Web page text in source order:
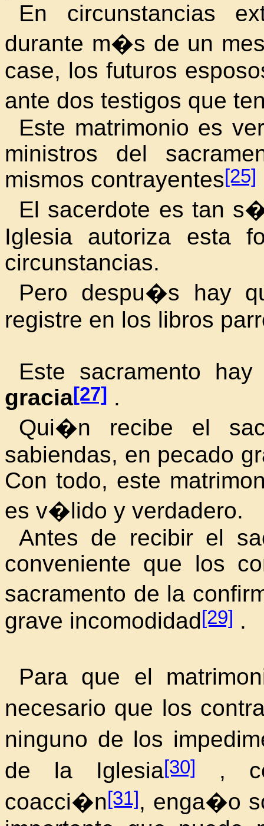
En circunstancias
durante m�s de un
case, los futuros
ante dos testigos que
Este matrimonio es
ministros del
mismos contrayentes[25]
El sacerdote es tan
Iglesia autoriza esta
circunstancias.
Pero despu�s hay
registre en los libros
Este sacramento
gracia[27] .
Qui�n recibe el
sabiendas, en pecado
Con todo, este
es v�lido y verdadero.
Antes de recibir el
conveniente que los
sacramento de la
grave incomodidad [29] .
Para que el
necesario que los
ninguno de los
de la Iglesia[30]
,
coacci�n[31] , enga�o